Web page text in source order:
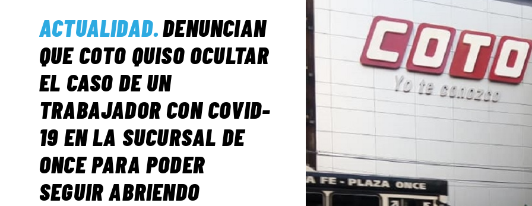
ACTUALIDAD.DENUNCIAN
QUE COTO QUISO OCULTAR
EL CASO DE UN
TRABAJADOR CON COVID-
19 EN LA SUCURSAL DE
ONCE PARA PODER
SEGUIR ABRIENDO